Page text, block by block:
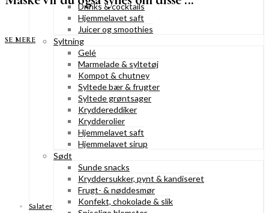
Drinks & cocktails
Hjemmelavet saft
Juicer og smoothies
Syltning
Gelé
Marmelade & syltetøj
Kompot & chutney
Syltede bær & frugter
Syltede grøntsager
Kryddereddiker
Krydderolier
Hjemmelavet saft
Hjemmelavet sirup
Sødt
Sunde snacks
Kryddersukker, pynt & kandiseret
Frugt- & nøddesmør
Konfekt, chokolade & slik
SE MERE
Salater